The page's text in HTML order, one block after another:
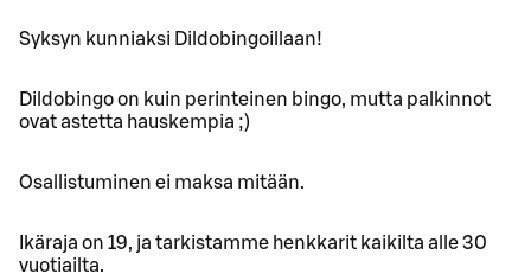
Syksyn kunniaksi Dildobingoillaan!
Dildobingo on kuin perinteinen bingo, mutta palkinnot
ovat astetta hauskempia ;)
Osallistuminen ei maksa mitään.
Ikäraja on 19, ja tarkistamme henkkarit kaikilta alle 30
vuotiailta.